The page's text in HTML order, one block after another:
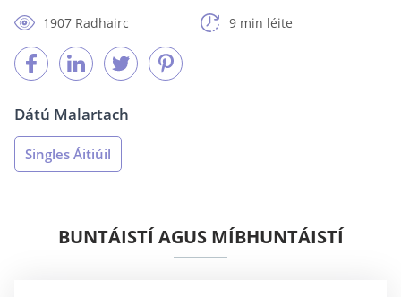
1907 Radhairc
9 min léite
Dátú Malartach
Singles Áitiúil
BUNTÁISTÍ AGUS MÍBHUNTÁISTÍ